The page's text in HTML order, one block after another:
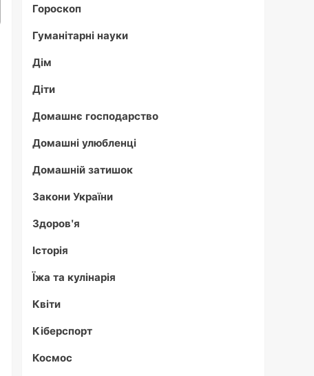
Гороскоп
Гуманітарні науки
Дім
Діти
Домашнє господарство
Домашні улюбленці
Домашній затишок
Закони України
Здоров'я
Історія
Їжа та кулінарія
Квіти
Кіберспорт
Космос